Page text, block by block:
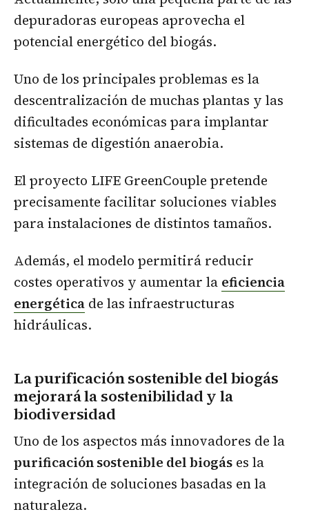
depuradoras europeas aprovecha el
potencial energético del biogás.
Uno de los principales problemas es la
descentralización de muchas plantas y las
dificultades económicas para implantar
sistemas de digestión anaerobia.
El proyecto LIFE GreenCouple pretende
precisamente facilitar soluciones viables
para instalaciones de distintos tamaños.
Además, el modelo permitirá reducir
costes operativos y aumentar la eficiencia
energética de las infraestructuras
hidráulicas.
La purificación sostenible del biogás
mejorará la sostenibilidad y la
biodiversidad
Uno de los aspectos más innovadores de la
purificación sostenible del biogás es la
integración de soluciones basadas en la
naturaleza.